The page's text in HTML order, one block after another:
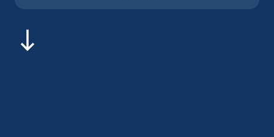
Navigate to the next section